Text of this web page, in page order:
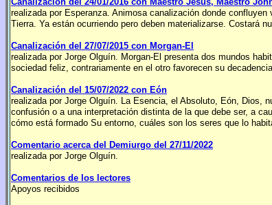
realizada por Esperanza. Animosa canalización donde
Tierra. Ya están ocurriendo pero deben materializarse. Costará
Canalización del 27/07/2015 con Morgan-El
realizada por Jorge Olguín. Morgan-El presenta dos mundos
sociedad feliz, contrariamente en el otro favorecen su
Canalización del 15/07/2022 con Eón
realizada por Jorge Olguín. La Esencia, el Absoluto, Eón, Dios,
confusión o a una interpretación distinta de la que debe ser, a
cómo está formado Su entorno, cuáles son los seres que lo
Comentario acerca del Demiurgo del 27/11/2022
realizada por Jorge Olguín.
Comentarios de los lectores
Apoyos recibidos